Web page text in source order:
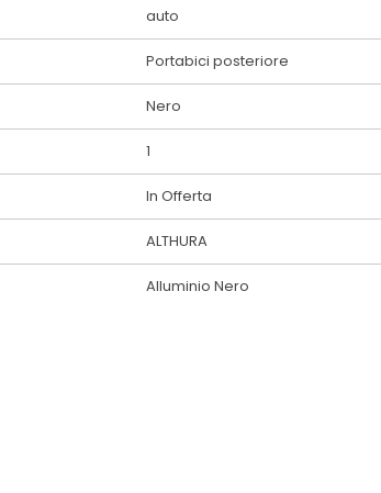
auto
Portabici posteriore
Nero
1
In Offerta
ALTHURA
Alluminio Nero